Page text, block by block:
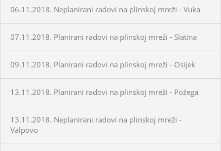
06.11.2018. Neplanirani radovi na plinskoj mreži - Vuka
07.11.2018. Planirani radovi na plinskoj mreži - Slatina
09.11.2018. Planirani radovi na plinskoj mreži - Osijek
13.11.2018. Planirani radovi na plinskoj mreži - Požega
13.11.2018. Neplanirani radovi na plinskoj mreži -
Valpovo